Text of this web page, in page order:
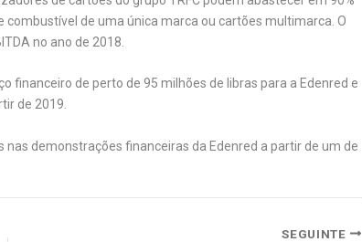
combustível de uma única marca ou cartões multimarca. O
no ano de 2018.
financeiro de perto de 95 milhões de libras para a Edenred e
de 2019.
demonstrações financeiras da Edenred a partir de um de
SEGUINTE